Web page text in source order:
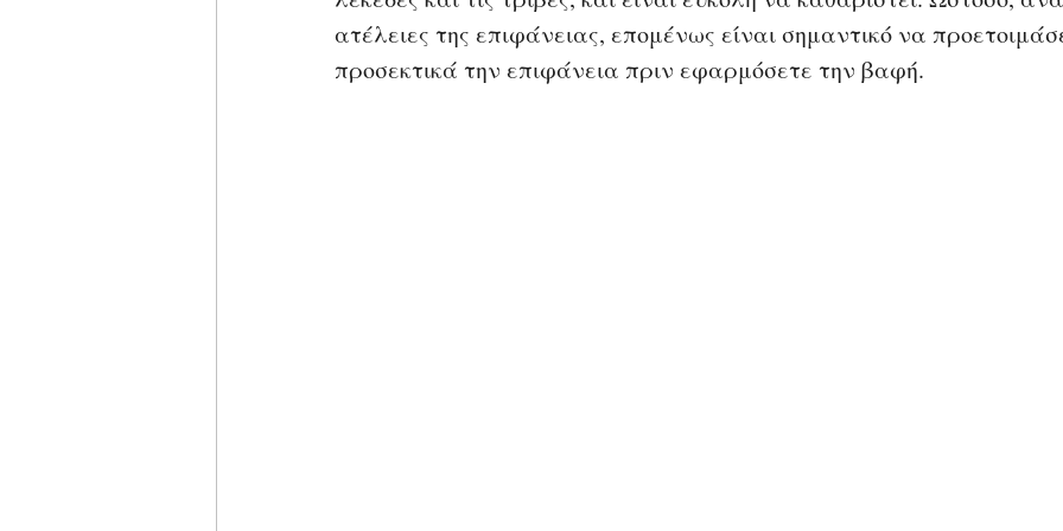
ατέλειες της επιφάνειας, επομένως είναι σημαντικό να
προσεκτικά την επιφάνεια πριν εφαρμόσετε την βαφή.